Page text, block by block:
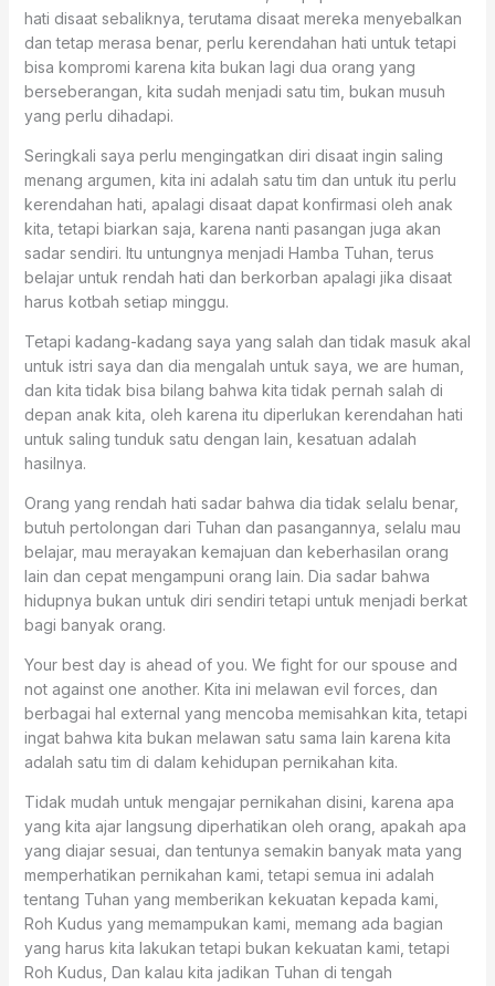
hati disaat sebaliknya, terutama disaat mereka menyebalkan
dan tetap merasa benar, perlu kerendahan hati untuk tetapi
bisa kompromi karena kita bukan lagi dua orang yang
berseberangan, kita sudah menjadi satu tim, bukan musuh
yang perlu dihadapi.
Seringkali saya perlu mengingatkan diri disaat ingin saling
menang argumen, kita ini adalah satu tim dan untuk itu perlu
kerendahan hati, apalagi disaat dapat konfirmasi oleh anak
kita, tetapi biarkan saja, karena nanti pasangan juga akan
sadar sendiri. Itu untungnya menjadi Hamba Tuhan, terus
belajar untuk rendah hati dan berkorban apalagi jika disaat
harus kotbah setiap minggu.
Tetapi kadang-kadang saya yang salah dan tidak masuk akal
untuk istri saya dan dia mengalah untuk saya, we are human,
dan kita tidak bisa bilang bahwa kita tidak pernah salah di
depan anak kita, oleh karena itu diperlukan kerendahan hati
untuk saling tunduk satu dengan lain, kesatuan adalah
hasilnya.
Orang yang rendah hati sadar bahwa dia tidak selalu benar,
butuh pertolongan dari Tuhan dan pasangannya, selalu mau
belajar, mau merayakan kemajuan dan keberhasilan orang
lain dan cepat mengampuni orang lain. Dia sadar bahwa
hidupnya bukan untuk diri sendiri tetapi untuk menjadi berkat
bagi banyak orang.
Your best day is ahead of you. We fight for our spouse and
not against one another. Kita ini melawan evil forces, dan
berbagai hal external yang mencoba memisahkan kita, tetapi
ingat bahwa kita bukan melawan satu sama lain karena kita
adalah satu tim di dalam kehidupan pernikahan kita.
Tidak mudah untuk mengajar pernikahan disini, karena apa
yang kita ajar langsung diperhatikan oleh orang, apakah apa
yang diajar sesuai, dan tentunya semakin banyak mata yang
memperhatikan pernikahan kami, tetapi semua ini adalah
tentang Tuhan yang memberikan kekuatan kepada kami,
Roh Kudus yang memampukan kami, memang ada bagian
yang harus kita lakukan tetapi bukan kekuatan kami, tetapi
Roh Kudus, Dan kalau kita jadikan Tuhan di tengah